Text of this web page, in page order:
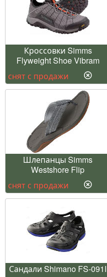
Кроссовки Simms
Flyweight Shoe Vibram
снят с продажи
Шлепанцы Simms
Westshore Flip
снят с продажи
Сандали Shimano FS-091I